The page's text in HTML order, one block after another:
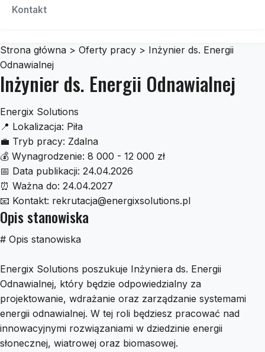
Czescidoauta
Kontakt
Strona główna > Oferty pracy > Inżynier ds. Energii
Odnawialnej
Inżynier ds. Energii Odnawialnej
Energix Solutions
📍 Lokalizacja: Piła
💼 Tryb pracy: Zdalna
💰 Wynagrodzenie: 8 000 - 12 000 zł
📅 Data publikacji: 24.04.2026
⏰ Ważna do: 24.04.2027
📧 Kontakt: rekrutacja@energixsolutions.pl
Opis stanowiska
# Opis stanowiska
Energix Solutions poszukuje Inżyniera ds. Energii
Odnawialnej, który będzie odpowiedzialny za
projektowanie, wdrażanie oraz zarządzanie systemami
energii odnawialnej. W tej roli będziesz pracować nad
innowacyjnymi rozwiązaniami w dziedzinie energii
słonecznej, wiatrowej oraz biomasowej.